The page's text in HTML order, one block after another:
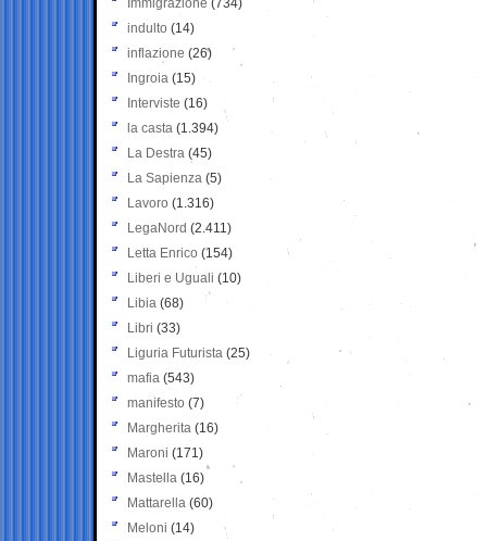
Immigrazione (734)
indulto (14)
inflazione (26)
Ingroia (15)
Interviste (16)
la casta (1.394)
La Destra (45)
La Sapienza (5)
Lavoro (1.316)
LegaNord (2.411)
Letta Enrico (154)
Liberi e Uguali (10)
Libia (68)
Libri (33)
Liguria Futurista (25)
mafia (543)
manifesto (7)
Margherita (16)
Maroni (171)
Mastella (16)
Mattarella (60)
Meloni (14)